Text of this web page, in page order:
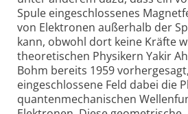
Spule eingeschlossenes
von Elektronen außerhalb der
kann, obwohl dort keine Kräfte
theoretischen Physikern Yakir
Bohm bereits 1959
eingeschlossene Feld dabei die
quantenmechanischen